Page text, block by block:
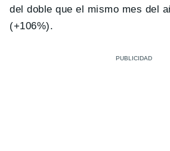
del doble que el mismo mes del
(+106%).